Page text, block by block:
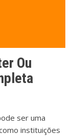
Ou
ser uma
instituições